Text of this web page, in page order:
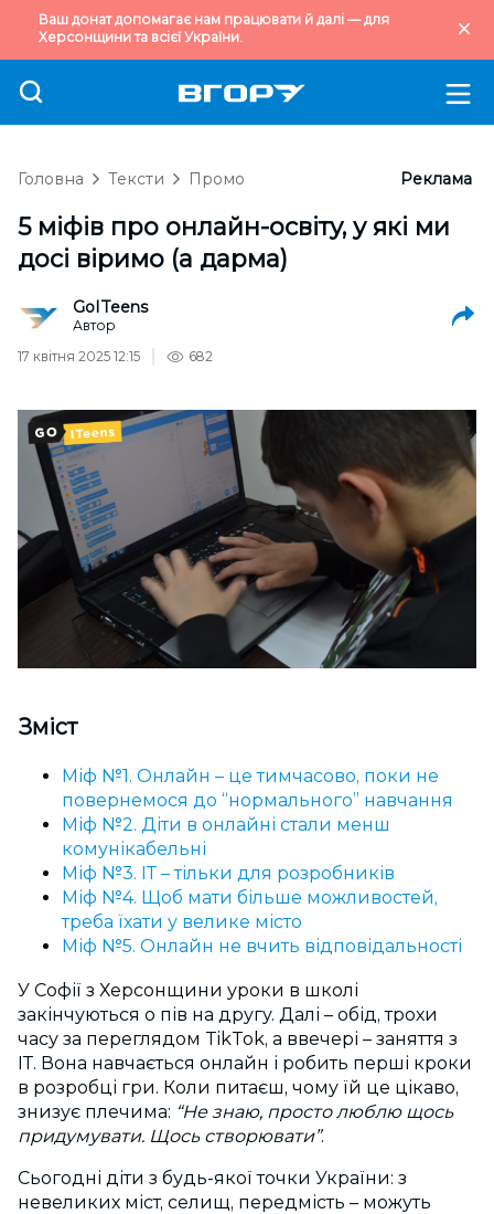
Ваш донат допомагає нам працювати й далі — для
Херсонщини та всієї України.
Головна Тексти Промо Реклама
5 міфів про онлайн-освіту, у які ми
досі віримо (а дарма)
GoITeens
Автор
17 квітня 2025 12:15
682
Зміст
Міф №1. Онлайн – це тимчасово, поки не
повернемося до “нормального” навчання
Міф №2. Діти в онлайні стали менш
комунікабельні
Міф №3. ІТ – тільки для розробників
Міф №4. Щоб мати більше можливостей,
треба їхати у велике місто
Міф №5. Онлайн не вчить відповідальності
У Софії з Херсонщини уроки в школі
закінчуються о пів на другу. Далі – обід, трохи
часу за переглядом TikTok, а ввечері – заняття з
ІТ. Вона навчається онлайн і робить перші кроки
в розробці гри. Коли питаєш, чому їй це цікаво,
знизує плечима: “Не знаю, просто люблю щось
придумувати. Щось створювати”.
Сьогодні діти з будь-якої точки України: з
невеликих міст, селищ, передмість – можуть